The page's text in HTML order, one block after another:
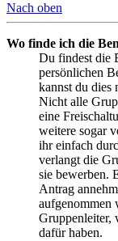
Nach oben
Wo finde ich die
Du findest die
persönlichen
kannst du dies
Nicht alle
eine
weitere sogar
ihr einfach
verlangt die
sie bewerben.
Antrag
aufgenommen
Gruppenleiter,
dafür haben.